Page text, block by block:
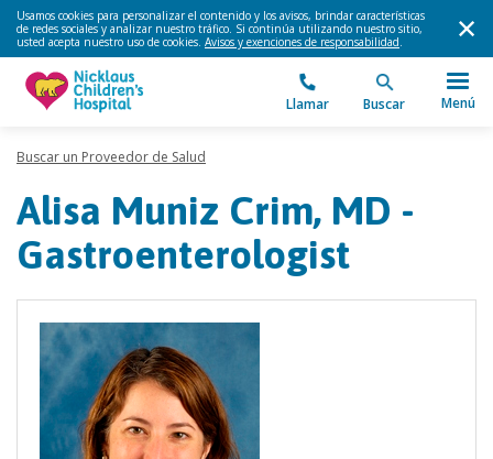
Usamos cookies para personalizar el contenido y los avisos, brindar características
de redes sociales y analizar nuestro tráfico. Si continúa utilizando nuestro sitio,
usted acepta nuestro uso de cookies. Avisos y exenciones de responsabilidad.
Llamar Buscar Menú
Buscar un Proveedor de Salud
Alisa Muniz Crim, MD -
Gastroenterologist